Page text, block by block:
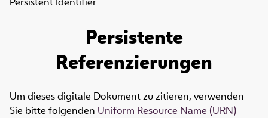
Persistente
Referenzierungen
Um dieses digitale Dokument zu zitieren, verwenden
Sie bitte folgenden Uniform Resource Name (URN)